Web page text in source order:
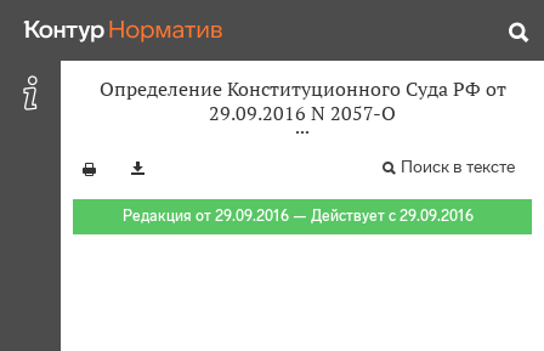
Определение Конституционного Суда РФ от
29.09.2016 N 2057-О
Поиск в тексте
Редакция от 29.09.2016 — Действует с 29.09.2016